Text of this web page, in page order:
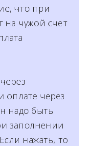
что при
на чужой счет
оплате через
надо быть
заполнении
нажать, то